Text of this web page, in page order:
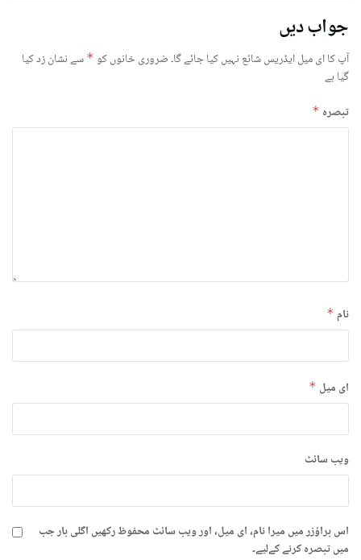
جواب دیں
آپ کا ای میل ایڈریس شائع نہیں کیا جائے گا۔ضروری خانوں کو * سے نشان زد کیا
گیا ہے
تبصرہ *
نام *
ای میل *
ویب‌ سائٹ
اس براؤزر میں میرا نام، ای میل، اور ویب سائٹ محفوظ رکھیں اگلی بار جب
میں تبصرہ کرنے کےلیے۔